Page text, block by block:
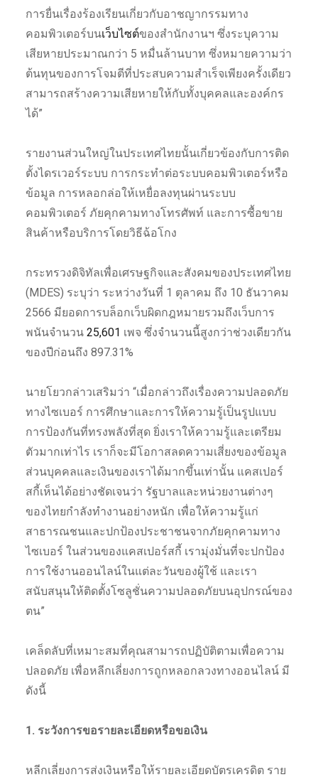
การยื่นเรื่องร้องเรียนเกี่ยวกับอาชญากรรมทาง
คอมพิวเตอร์บนเว็บไซต์ของสำนักงานฯ ซึ่งระบุความ
เสียหายประมาณกว่า 5 หมื่นล้านบาท ซึ่งหมายความว่า
ต้นทุนของการโจมตีที่ประสบความสำเร็จเพียงครั้งเดียว
สามารถสร้างความเสียหายให้กับทั้งบุคคลและองค์กร
ได้”
รายงานส่วนใหญ่ในประเทศไทยนั้นเกี่ยวข้องกับการติด
ตั้งไดรเวอร์ระบบ การกระทำต่อระบบคอมพิวเตอร์หรือ
ข้อมูล การหลอกล่อให้เหยื่อลงทุนผ่านระบบ
คอมพิวเตอร์ ภัยคุกคามทางโทรศัพท์ และการซื้อขาย
สินค้าหรือบริการโดยวิธีฉ้อโกง
กระทรวงดิจิทัลเพื่อเศรษฐกิจและสังคมของประเทศไทย
(MDES) ระบุว่า ระหว่างวันที่ 1 ตุลาคม ถึง 10 ธันวาคม
2566 มียอดการบล็อกเว็บผิดกฎหมายรวมถึงเว็บการ
พนันจำนวน 25,601 เพจ ซึ่งจำนวนนี้สูงกว่าช่วงเดียวกัน
ของปีก่อนถึง 897.31%
นายโยวกล่าวเสริมว่า “เมื่อกล่าวถึงเรื่องความปลอดภัย
ทางไซเบอร์ การศึกษาและการให้ความรู้เป็นรูปแบบ
การป้องกันที่ทรงพลังที่สุด ยิ่งเราให้ความรู้และเตรียม
ตัวมากเท่าไร เราก็จะมีโอกาสลดความเสี่ยงของข้อมูล
ส่วนบุคคลและเงินของเราได้มากขึ้นเท่านั้น แคสเปอร์
สกี้เห็นได้อย่างชัดเจนว่า รัฐบาลและหน่วยงานต่างๆ
ของไทยกำลังทำงานอย่างหนัก เพื่อให้ความรู้แก่
สาธารณชนและปกป้องประชาชนจากภัยคุกคามทาง
ไซเบอร์ ในส่วนของแคสเปอร์สกี้ เรามุ่งมั่นที่จะปกป้อง
การใช้งานออนไลน์ในแต่ละวันของผู้ใช้ และเรา
สนับสนุนให้ติดตั้งโซลูชั่นความปลอดภัยบนอุปกรณ์ของ
ตน”
เคล็ดลับที่เหมาะสมที่คุณสามารถปฏิบัติตามเพื่อความ
ปลอดภัย เพื่อหลีกเลี่ยงการถูกหลอกลวงทางออนไลน์ มี
ดังนี้
1. ระวังการขอรายละเอียดหรือขอเงิน
หลีกเลี่ยงการส่งเงินหรือให้รายละเอียดบัตรเครดิต ราย